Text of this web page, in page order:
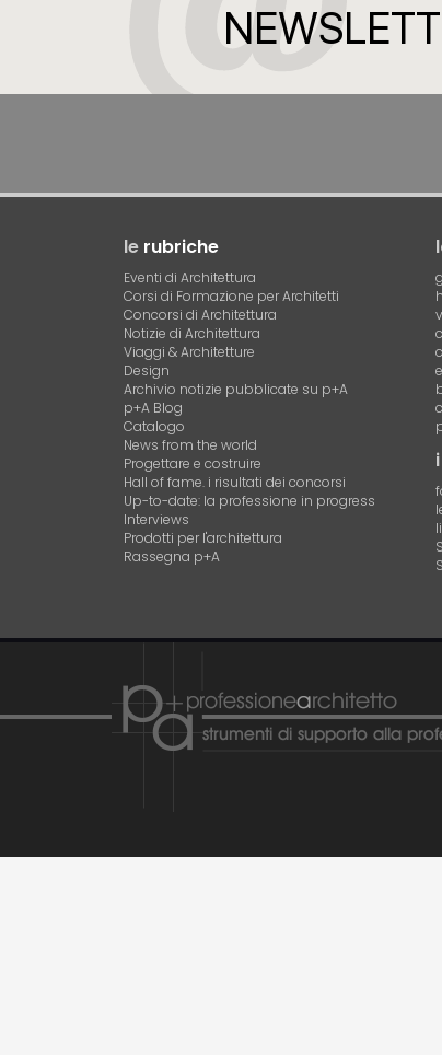
le rubriche
Eventi di Architettura
Corsi di Formazione per Architetti
Concorsi di Architettura
Notizie di Architettura
Viaggi & Architetture
Design
Archivio notizie pubblicate su p+A
p+A Blog
Catalogo
News from the world
Progettare e costruire
Hall of fame. i risultati dei concorsi
Up-to-date: la professione in progress
Interviews
Prodotti per l'architettura
Rassegna p+A
i